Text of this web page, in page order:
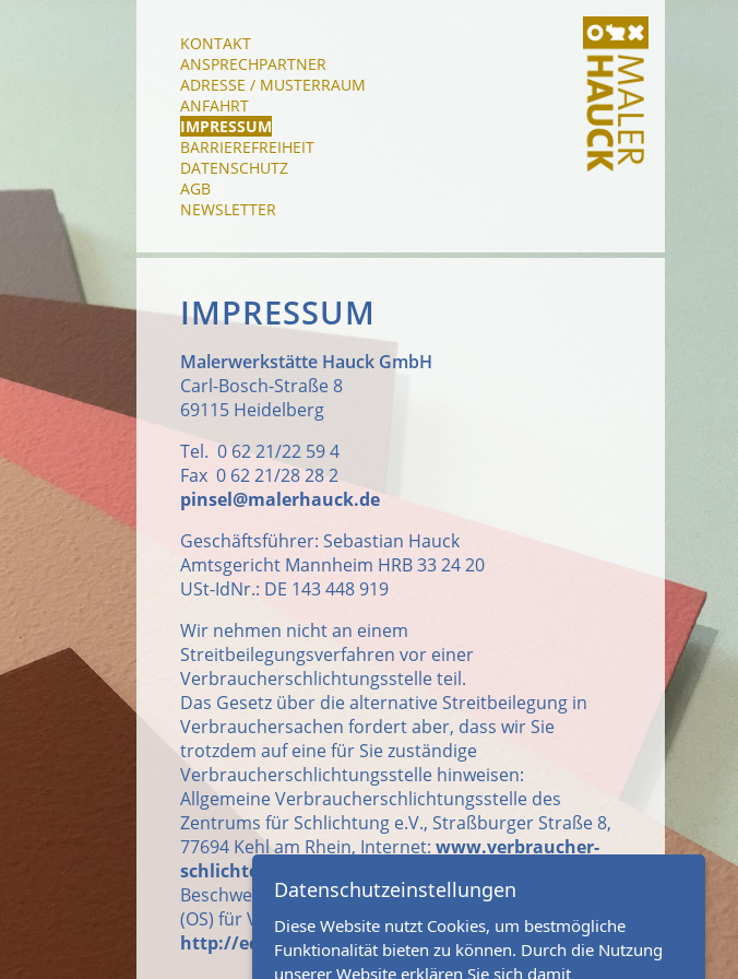
KONTAKT
ANSPRECHPARTNER
ADRESSE / MUSTERRAUM
ANFAHRT
IMPRESSUM
BARRIEREFREIHEIT
DATENSCHUTZ
AGB
NEWSLETTER
IMPRESSUM
Malerwerkstätte Hauck GmbH
Carl-Bosch-Straße 8
69115 Heidelberg
Tel. 0 62 21/22 59 4
Fax 0 62 21/28 28 2
pinsel@malerhauck.de
Geschäftsführer: Sebastian Hauck
Amtsgericht Mannheim HRB 33 24 20
USt-IdNr.: DE 143 448 919
Wir nehmen nicht an einem
Streitbeilegungsverfahren vor einer
Verbraucherschlichtungsstelle teil.
Das Gesetz über die alternative Streitbeilegung in
Verbrauchersachen fordert aber, dass wir Sie
trotzdem auf eine für Sie zuständige
Verbraucherschlichtungsstelle hinweisen:
Allgemeine Verbraucherschlichtungsstelle des
Zentrums für Schlichtung e.V., Straßburger Straße 8,
77694 Kehl am Rhein, Internet: www.verbraucher-
schlichter.de
Beschwerdeverfahren via Online-Streitbeilegung
(OS) für Verbraucher:
http://ec.europa.eu/consumers/odr/
Datenschutzeinstellungen
Diese Website nutzt Cookies, um bestmögliche
Funktionalität bieten zu können. Durch die Nutzung
unserer Website erklären Sie sich damit